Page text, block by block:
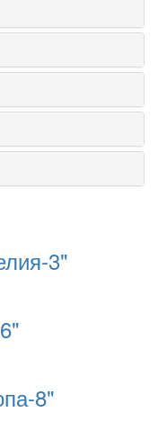
3"
8"